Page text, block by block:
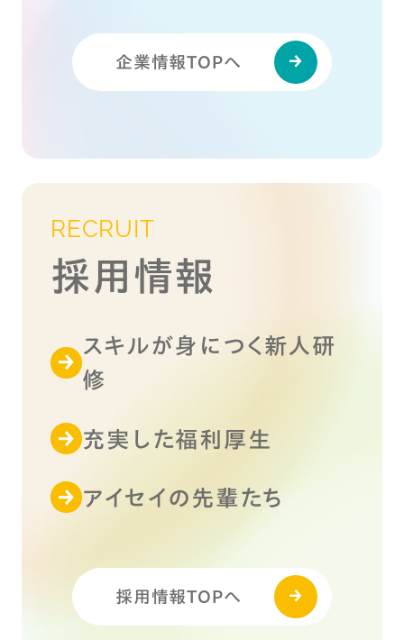
企業情報TOPへ
RECRUIT
採用情報
スキルが身につく新人研
修
充実した福利厚生
アイセイの先輩たち
採用情報TOPへ